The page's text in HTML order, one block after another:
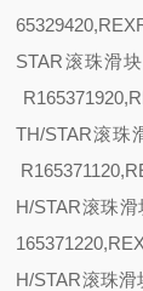
STAR滚珠滑
TH/STAR滚珠
H/STAR滚珠
H/STAR滚珠滑